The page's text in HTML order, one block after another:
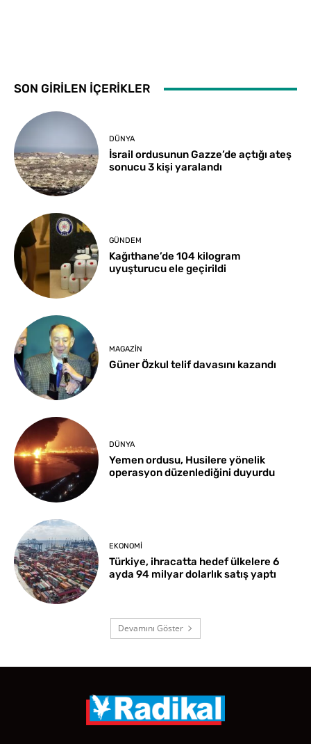
SON GİRİLEN İÇERİKLER
DÜNYA
İsrail ordusunun Gazze’de açtığı ateş
sonucu 3 kişi yaralandı
GÜNDEM
Kağıthane’de 104 kilogram
uyuşturucu ele geçirildi
MAGAZIN
Güner Özkul telif davasını kazandı
DÜNYA
Yemen ordusu, Husilere yönelik
operasyon düzenlediğini duyurdu
EKONOMI
Türkiye, ihracatta hedef ülkelere 6
ayda 94 milyar dolarlık satış yaptı
Devamını Göster